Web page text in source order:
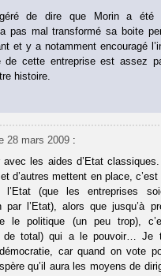
de dire que Morin a été
pas mal transformé sa boite
et y a notamment encouragé
cette entreprise est assez
histoire.
28 mars 2009 :
avec les aides d’Etat
d’autres mettent en place,
l’Etat (que les entreprises
l’Etat), alors que jusqu’à
le politique (un peu trop),
de total) qui a le pouvoir… Je
car quand on vote
qu’il aura les moyens de